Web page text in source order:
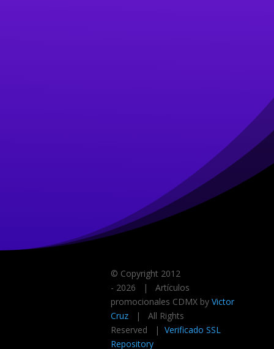
© Copyright 2012
- 2026 | Artículos
promocionales CDMX by Victor
Cruz| All Rights
Reserved | Verificado SSL
Repository